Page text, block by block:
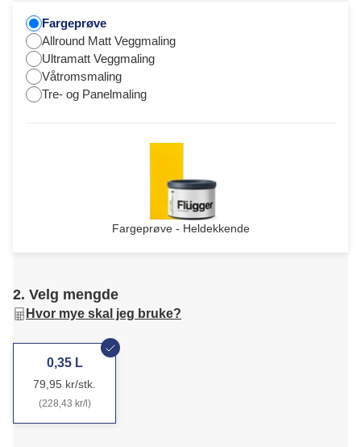
Fargeprøve
Allround Matt Veggmaling
Ultramatt Veggmaling
Våtromsmaling
Tre- og Panelmaling
Fargeprøve - Heldekkende
2. Velg mengde
Hvor mye skal jeg bruke?
0,35 L
79,95 kr/stk.
(228,43 kr/l)